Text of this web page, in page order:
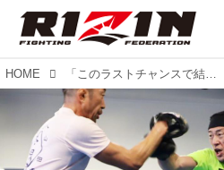
HOME 「このラストチャンスで結果を出して、ファンのみんなの笑顔が見たい」RIZIN.17に出場する川尻達也が公開練習を実施！